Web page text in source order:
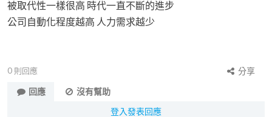
被取代性一樣很高 時代一直不斷的進步
公司自動化程度越高 人力需求越少
0 則回應
分享
回應
沒有幫助
登入發表回應